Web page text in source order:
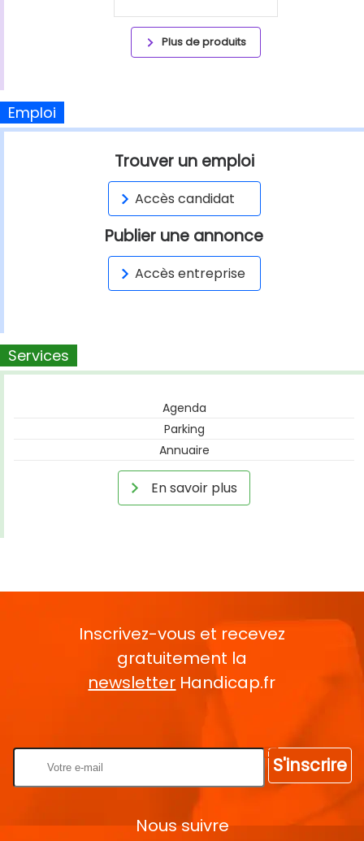
Plus de produits
Emploi
Trouver un emploi
Accès candidat
Publier une annonce
Accès entreprise
Services
Agenda
Parking
Annuaire
En savoir plus
Inscrivez-vous et recevez
gratuitement la
newsletter Handicap.fr
S'inscrire
Nous suivre